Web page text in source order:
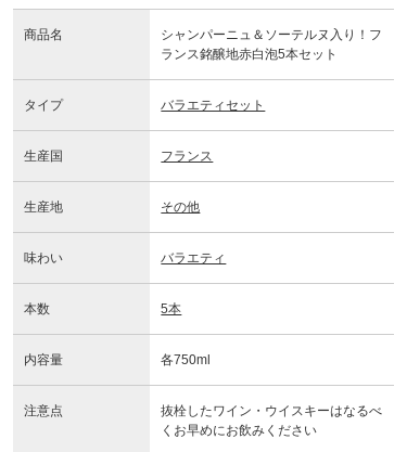
商品名
シャンパーニュ＆ソーテルヌ入り！フ
ランス銘醸地赤白泡5本セット
タイプ バラエティセット
生産国 フランス
生産地 その他
味わい バラエティ
本数 5本
内容量 各750ml
注意点
抜栓したワイン・ウイスキーはなるべ
くお早めにお飲みください